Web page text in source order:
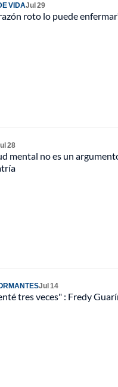
VIDAJul 29
roto lo puede
28
mental no es un
Jul 14
tres veces" : Fredy